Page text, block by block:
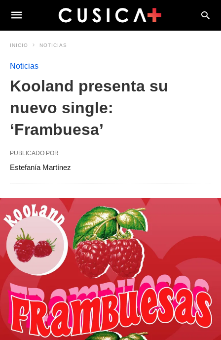
INICIO NOTICIAS
Noticias
Kooland presenta su
nuevo single:
‘Frambuesa’
PUBLICADO POR
Estefanía Martínez